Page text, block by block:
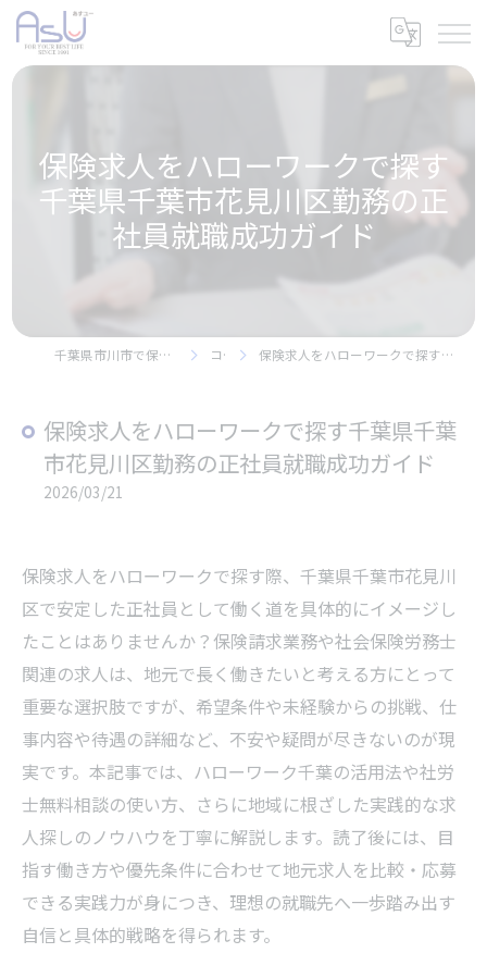
保険求人をハローワークで探す
千葉県千葉市花見川区勤務の正
社員就職成功ガイド
千葉県市川市で保険の求人なら株式会社アスユー コラム 保険求人をハローワークで探す千葉県千葉市花見川区勤務の正社員就職成功ガイド
保険求人をハローワークで探す千葉県千葉
市花見川区勤務の正社員就職成功ガイド
2026/03/21
保険求人をハローワークで探す際、千葉県千葉市花見川
区で安定した正社員として働く道を具体的にイメージし
たことはありませんか？保険請求業務や社会保険労務士
関連の求人は、地元で長く働きたいと考える方にとって
重要な選択肢ですが、希望条件や未経験からの挑戦、仕
事内容や待遇の詳細など、不安や疑問が尽きないのが現
実です。本記事では、ハローワーク千葉の活用法や社労
士無料相談の使い方、さらに地域に根ざした実践的な求
人探しのノウハウを丁寧に解説します。読了後には、目
指す働き方や優先条件に合わせて地元求人を比較・応募
できる実践力が身につき、理想の就職先へ一歩踏み出す
自信と具体的戦略を得られます。